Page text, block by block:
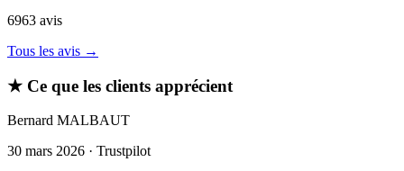
6963 avis
Tous les avis →
★ Ce que les clients apprécient
Bernard MALBAUT
30 mars 2026 · Trustpilot